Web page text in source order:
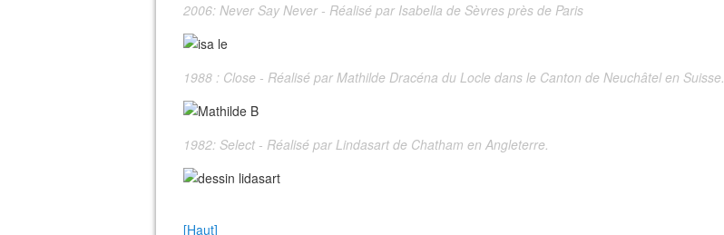
2006: Never Say Never - Réalisé par Isabella de Sèvres près de Paris
1988 : Close - Réalisé par Mathilde Dracéna du Locle dans le Canton de Neuchâtel en Suisse.
1982: Select - Réalisé par Lindasart de Chatham en Angleterre.
[Haut]